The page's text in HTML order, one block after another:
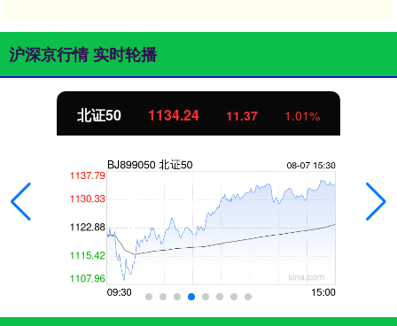
沪深京行情 实时轮播
北证50 1134.24 11.37 1.01%